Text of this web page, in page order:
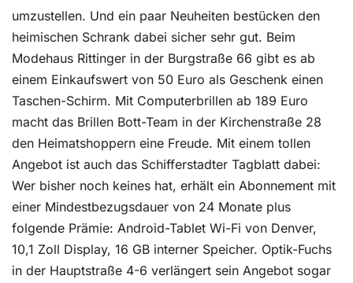
umzustellen. Und ein paar Neuheiten bestücken den
heimischen Schrank dabei sicher sehr gut. Beim
Modehaus Rittinger in der Burgstraße 66 gibt es ab
einem Einkaufswert von 50 Euro als Geschenk einen
Taschen-Schirm. Mit Computerbrillen ab 189 Euro
macht das Brillen Bott-Team in der Kirchenstraße 28
den Heimatshoppern eine Freude. Mit einem tollen
Angebot ist auch das Schifferstadter Tagblatt dabei:
Wer bisher noch keines hat, erhält ein Abonnement mit
einer Mindestbezugsdauer von 24 Monate plus
folgende Prämie: Android-Tablet Wi-Fi von Denver,
10,1 Zoll Display, 16 GB interner Speicher. Optik-Fuchs
in der Hauptstraße 4-6 verlängert sein Angebot sogar